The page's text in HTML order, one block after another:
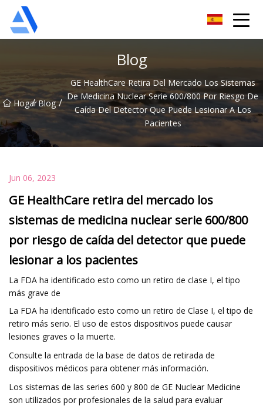
Blog
Hogar
/ Blog /
GE HealthCare Retira Del Mercado Los Sistemas
De Medicina Nuclear Serie 600/800 Por Riesgo De
Caída Del Detector Que Puede Lesionar A Los
Pacientes
Jun 06, 2023
GE HealthCare retira del mercado los
sistemas de medicina nuclear serie 600/800
por riesgo de caída del detector que puede
lesionar a los pacientes
La FDA ha identificado esto como un retiro de clase I, el tipo
más grave de
La FDA ha identificado esto como un retiro de Clase I, el tipo de
retiro más serio. El uso de estos dispositivos puede causar
lesiones graves o la muerte.
Consulte la entrada de la base de datos de retirada de
dispositivos médicos para obtener más información.
Los sistemas de las series 600 y 800 de GE Nuclear Medicine
son utilizados por profesionales de la salud para evaluar